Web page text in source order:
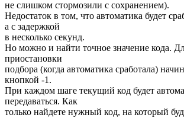
не слишком стормозили с сохранением).
Недостаток в том, что автоматика будет
а с задержкой
в несколько секунд.
Но можно и найти точное значение кода.
приостановки
подбора (когда автоматика сработала)
кнопкой -1.
При каждом шаге текущий код будет
передаваться. Как
только найдете нужный код, на который